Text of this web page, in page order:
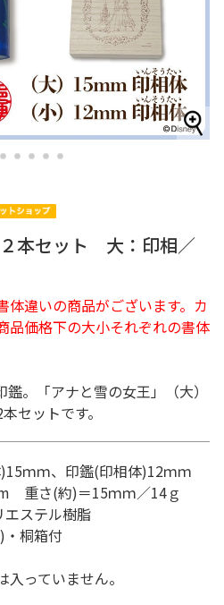
2 3 4 5 6
２本セット 大：印相／
体違いの商品がございます。カ
品価格下の大小それぞれの書体
。「アナと雪の女王」（大）
セットです。
ｍｍ、印鑑(印相体)12ｍｍ
重さ(約)＝15ｍｍ／14ｇ
ステル樹脂
・桐箱付
入っていません。